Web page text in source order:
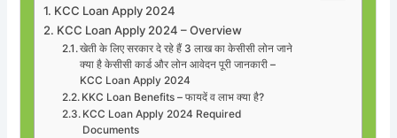
KCC Loan Apply 2024
KCC Loan Apply 2024 – Overview
खेती के लिए सरकार दे रहे हैं 3 लाख का केसीसी लोन जाने
क्या है केसीसी कार्ड और लोन आवेदन पूरी जानकारी –
KCC Loan Apply 2024
KKC Loan Benefits – फायदें व लाभ क्या है?
KCC Loan Apply 2024 Required
Documents